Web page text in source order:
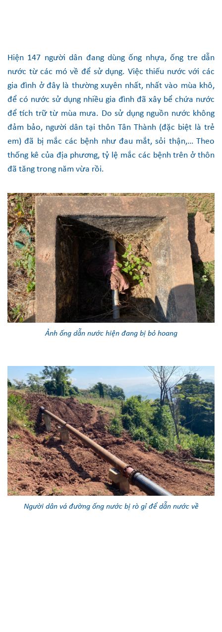
Hiện 147 người dân đang dùng ống nhựa, ống tre dẫn
nước từ các mó về để sử dụng. Việc thiếu nước với các
gia đình ở đây là thường xuyên nhất, nhất vào mùa khô,
để có nước sử dụng nhiều gia đình đã xây bể chứa nước
để tích trữ từ mùa mưa. Do sử dụng nguồn nước không
đảm bảo, người dân tại thôn Tân Thành (đặc biệt là trẻ
em) đã bị mắc các bệnh như đau mắt, sỏi thận,… Theo
thống kê của địa phương, tỷ lệ mắc các bệnh trên ở thôn
đã tăng trong năm vừa rồi.
Ảnh ống dẫn nước hiện đang bị bỏ hoang
Người dân vá đường ống nước bị rò gỉ để dẫn nước về